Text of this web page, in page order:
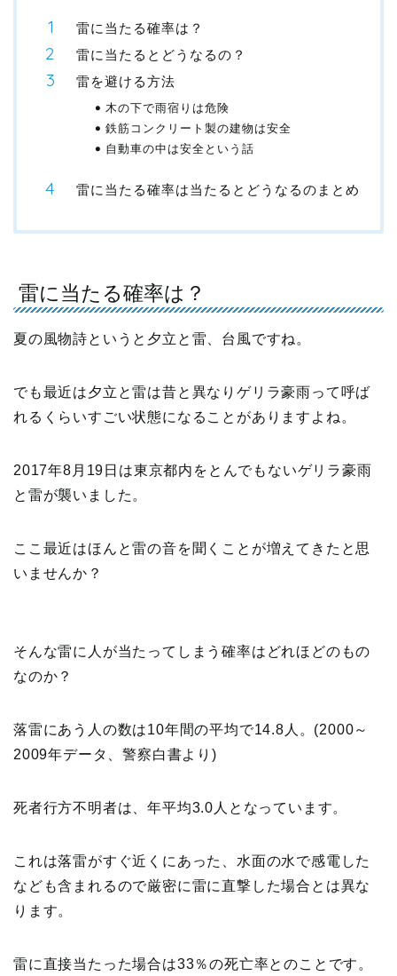
雷に当たる確率は？
雷に当たるとどうなるの？
雷を避ける方法
木の下で雨宿りは危険
鉄筋コンクリート製の建物は安全
自動車の中は安全という話
雷に当たる確率は当たるとどうなるのまとめ
雷に当たる確率は？
夏の風物詩というと夕立と雷、台風ですね。
でも最近は夕立と雷は昔と異なりゲリラ豪雨って呼ば
れるくらいすごい状態になることがありますよね。
2017年8月19日は東京都内をとんでもないゲリラ豪雨
と雷が襲いました。
ここ最近はほんと雷の音を聞くことが増えてきたと思
いませんか？
そんな雷に人が当たってしまう確率はどれほどのもの
なのか？
落雷にあう人の数は10年間の平均で14.8人。(2000～
2009年データ、警察白書より)
死者行方不明者は、年平均3.0人となっています。
これは落雷がすぐ近くにあった、水面の水で感電した
なども含まれるので厳密に雷に直撃した場合とは異な
ります。
雷に直接当たった場合は33％の死亡率とのことです。